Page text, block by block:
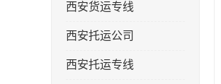
西安货运专线
西安托运公司
西安托运专线